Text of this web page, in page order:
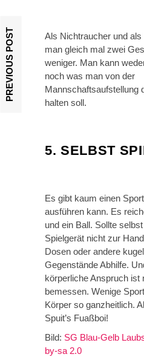
Als Nichtraucher und
man gleich mal zwei
weniger. Man kann
noch was man von der
Mannschaftsaufstellung
halten soll.
5. SELBST
Es gibt kaum einen
ausführen kann. Es
und ein Ball. Sollte
Spielgerät nicht zur
Dosen oder andere
Gegenstände Abhilfe.
körperliche Anspruch ist
bemessen. Wenige
Körper so ganzheitlich.
Spuit’s Fuaßboi!
Bild: SG Blau-Gelb
by-sa 2.0
PREVIOUS POST